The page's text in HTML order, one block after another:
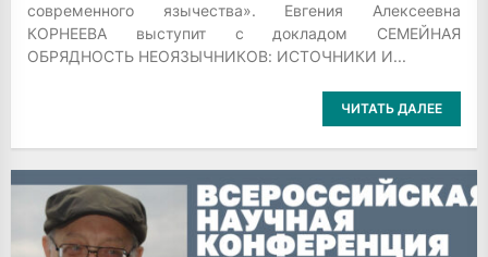
современного язычества». Евгения Алексеевна
КОРНЕЕВА выступит с докладом СЕМЕЙНАЯ
ОБРЯДНОСТЬ НЕОЯЗЫЧНИКОВ: ИСТОЧНИКИ И...
ЧИТАТЬ ДАЛЕЕ